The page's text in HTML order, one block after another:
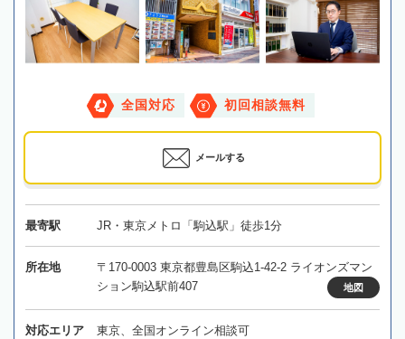
全国対応 初回相談無料
メールする
最寄駅 JR・東京メトロ「駒込駅」徒歩1分
所在地
〒170-0003 東京都豊島区駒込1-42-2 ライオンズマン
ション駒込駅前407
地図
対応エリア 東京、全国オンライン相談可